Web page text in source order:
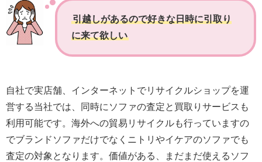
引越しがあるので好きな日時に引取り
に来て欲しい
自社で実店舗、インターネットでリサイクルショップを運
営する当社では、同時にソファの査定と買取りサービスも
利用可能です。海外への貿易リサイクルも行っていますの
でブランドソファだけでなくニトリやイケアのソファでも
査定の対象となります。価値がある、まだまだ使えるソフ